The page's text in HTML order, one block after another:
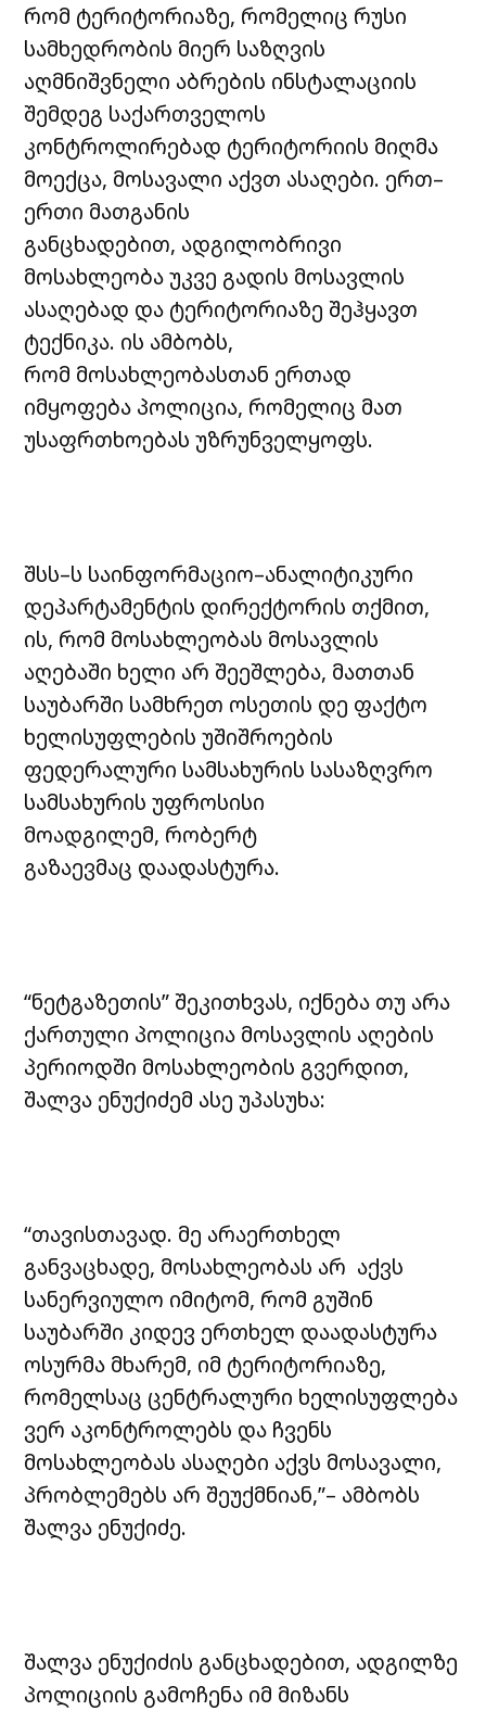
რომ ტერიტორიაზე, რომელიც რუსი
სამხედრობის მიერ საზღვის
აღმნიშვნელი აბრების ინსტალაციის
შემდეგ საქართველოს
კონტროლირებად ტერიტორიის მიღმა
მოექცა, მოსავალი აქვთ ასაღები. ერთ–
ერთი მათგანის
განცხადებით, ადგილობრივი
მოსახლეობა უკვე გადის მოსავლის
ასაღებად და ტერიტორიაზე შეჰყავთ
ტექნიკა. ის ამბობს,
რომ მოსახლეობასთან ერთად
იმყოფება პოლიცია, რომელიც მათ
უსაფრთხოებას უზრუნველყოფს.
შსს–ს საინფორმაციო–ანალიტიკური
დეპარტამენტის დირექტორის თქმით,
ის, რომ მოსახლეობას მოსავლის
აღებაში ხელი არ შეეშლება, მათთან
საუბარში სამხრეთ ოსეთის დე ფაქტო
ხელისუფლების უშიშროების
ფედერალური სამსახურის სასაზღვრო
სამსახურის უფროსისი
მოადგილემ, რობერტ
გაზაევმაც დაადასტურა.
“ნეტგაზეთის” შეკითხვას, იქნება თუ არა
ქართული პოლიცია მოსავლის აღების
პერიოდში მოსახლეობის გვერდით,
შალვა ენუქიძემ ასე უპასუხა:
“თავისთავად. მე არაერთხელ
განვაცხადე, მოსახლეობას არ აქვს
სანერვიულო იმიტომ, რომ გუშინ
საუბარში კიდევ ერთხელ დაადასტურა
ოსურმა მხარემ, იმ ტერიტორიაზე,
რომელსაც ცენტრალური ხელისუფლება
ვერ აკონტროლებს და ჩვენს
მოსახლეობას ასაღები აქვს მოსავალი,
პრობლემებს არ შეუქმნიან,”– ამბობს
შალვა ენუქიძე.
შალვა ენუქიძის განცხადებით, ადგილზე
პოლიციის გამოჩენა იმ მიზანს